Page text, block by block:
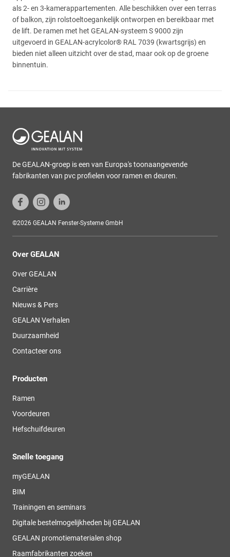
als 2- en 3-kamerappartementen. Alle beschikken over een terras
of balkon, zijn rolstoeltoegankelijk ontworpen en bereikbaar met
de lift. De ramen met het GEALAN-systeem S 9000 zijn
uitgevoerd in GEALAN-acrylcolor® RAL 7039 (kwartsgrijs) en
bieden niet alleen uitzicht over de stad, maar ook op de groene
binnentuin.
De GEALAN-groep is een van Europa's toonaangevende
fabrikanten van pvc profielen voor ramen en deuren.
©2026 GEALAN Fenster-Systeme GmbH
Over GEALAN
Over GEALAN
Carrière
Nieuws & Pers
GEALAN Verhalen
Duurzaamheid
Contacteer ons
Producten
Ramen
Voordeuren
Hefschuifdeuren
Snelle toegang
myGEALAN
BIM
Trainingen en seminars
Digitale bestelmogelijkheden bij GEALAN
GEALAN promotiematerialen shop
Raamfabrikanten zoeken